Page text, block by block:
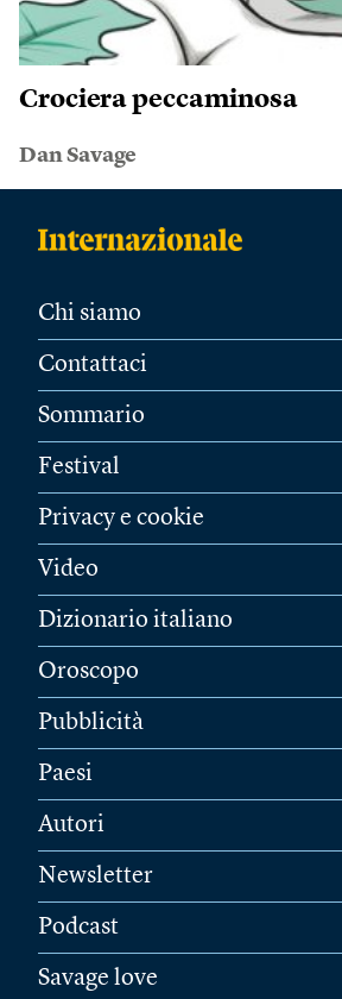
Crociera peccaminosa
Dan Savage
Chi siamo
Contattaci
Sommario
Festival
Privacy e cookie
Video
Dizionario italiano
Oroscopo
Pubblicità
Paesi
Autori
Newsletter
Podcast
Savage love